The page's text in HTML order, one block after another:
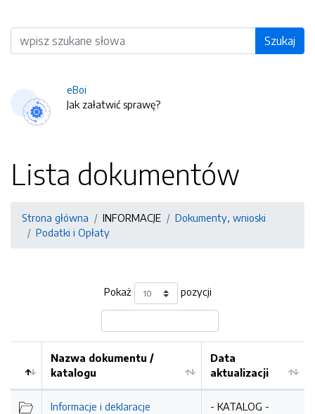
Wyszukiwarka Szukaj
eBoi
Jak załatwić sprawę?
Lista dokumentów
Strona główna INFORMACJE
Dokumenty, wnioski
Podatki i Opłaty
Pokaż pozycji
Nazwa dokumentu /
katalogu
Data
aktualizacji
Informacje i deklaracje
- KATALOG -